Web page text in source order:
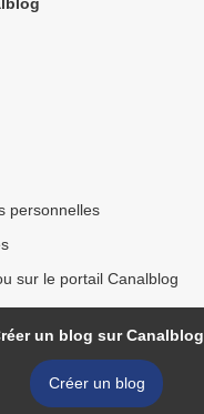
personnelles
sur le portail Canalblog
un blog sur Canalblog
Créer un blog